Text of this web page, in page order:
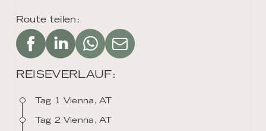
Route teilen:
REISEVERLAUF:
Tag 1 Vienna, AT
Tag 2 Vienna, AT